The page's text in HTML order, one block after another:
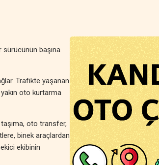
başına
Trafikte yaşanan
oto kurtarma
taşıma, oto transfer,
binek araçlardan
ekibinin